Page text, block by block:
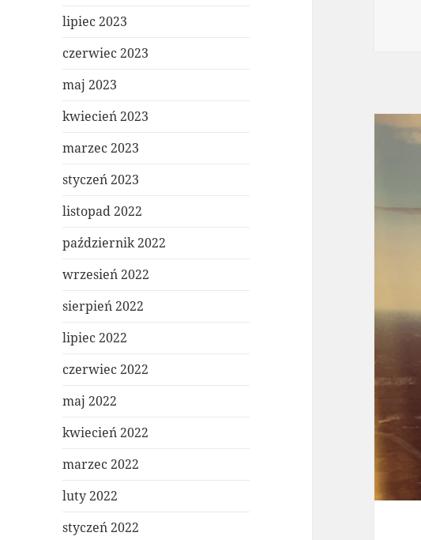
lipiec 2023
czerwiec 2023
maj 2023
kwiecień 2023
marzec 2023
styczeń 2023
listopad 2022
październik 2022
wrzesień 2022
sierpień 2022
lipiec 2022
czerwiec 2022
maj 2022
kwiecień 2022
marzec 2022
luty 2022
styczeń 2022